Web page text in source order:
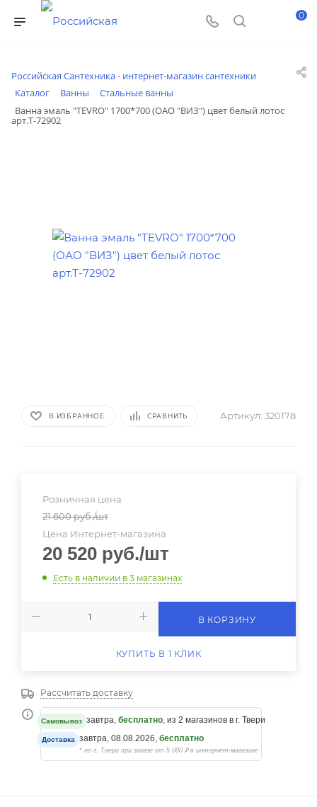
0
Российская Сантехника - интернет-магазин сантехники
Каталог
Ванны
Стальные ванны
Ванна эмаль "TEVRO" 1700*700 (ОАО "ВИЗ") цвет белый лотос
арт.Т-72902
В ИЗБРАННОЕ СРАВНИТЬ Артикул: 320178
Розничная цена
21 600руб./шт
Цена Интернет-магазина
20 520 руб./шт
Есть в наличии в 3 магазинах
В КОРЗИНУ
КУПИТЬ В 1 КЛИК
Рассчитать доставку
Самовывоз завтра, бесплатно , из 2 магазинов в г. Твери
Доставка завтра, 08.08.2026, бесплатно
* по г. Твери при заказе от 5 000 ₽ в интернет-магазине